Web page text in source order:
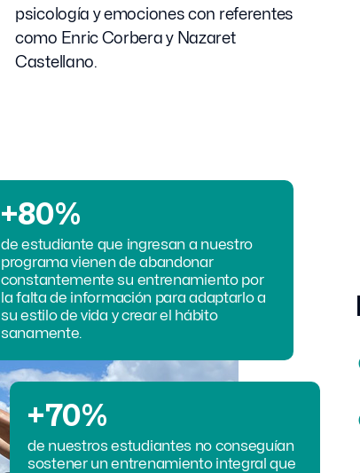
psicología y emociones con referentes
como Enric Corbera y Nazaret
Castellano.
+80%
de estudiante que ingresan a nuestro
programa vienen de abandonar
constantemente su entrenamiento por
la falta de información para adaptarlo a
su estilo de vida y crear el hábito
sanamente.
+70%
de nuestros estudiantes no conseguían
sostener un entrenamiento integral que